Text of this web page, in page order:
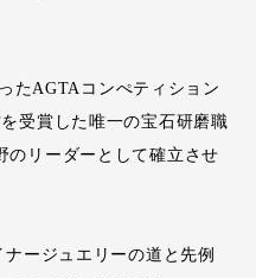
たAGTAコンぺティション
受賞した唯一の宝石研磨職
のリーダーとして確立させ
ージュエリーの道と先例